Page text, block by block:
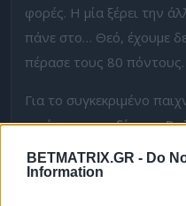
BETMATRIX.GR - Do
Information
φορές. Η μία ξέρει την
πάνε στο… Θεό, έχουμε
πέρασε τους 80 πόντους.
Για το συγκεκριμένο
πρώτη να κερδίσει η
τουλάχιστον 165
Οι «νυχτερίδες» και